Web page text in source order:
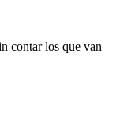
contar los que van